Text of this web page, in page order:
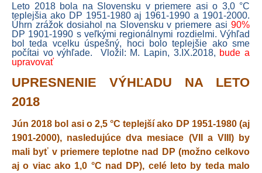
Leto 2018 bola na Slovensku v priemere asi o 3,0 °C
teplejšia ako DP 1951-1980 aj 1961-1990 a 1901-2000.
Úhrn zrážok dosiahol na Slovensku v priemere asi 90%
DP 1901-1990 s veľkými regionálnymi rozdielmi. Výhľad
bol teda vcelku úspešný, hoci bolo teplejšie ako sme
počítai vo výhľade.
Vložil: M. Lapin, 3.IX.2018, bude a
upravovať
UPRESNENIE VÝHĽADU NA LETO
2018
Jún 2018 bol asi o 2,5 °C teplejší ako DP 1951-1980 (aj
1901-2000), nasledujúce dva mesiace (VII a VIII) by
mali byť v priemere teplotne nad DP (možno celkovo
aj o viac ako 1,0 °C nad DP), celé leto by teda malo